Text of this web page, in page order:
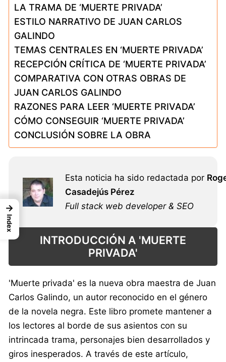
LA TRAMA DE ‘MUERTE PRIVADA’
ESTILO NARRATIVO DE JUAN CARLOS
GALINDO
TEMAS CENTRALES EN ‘MUERTE PRIVADA’
RECEPCIÓN CRÍTICA DE ‘MUERTE PRIVADA’
COMPARATIVA CON OTRAS OBRAS DE
JUAN CARLOS GALINDO
RAZONES PARA LEER ‘MUERTE PRIVADA’
CÓMO CONSEGUIR ‘MUERTE PRIVADA’
CONCLUSIÓN SOBRE LA OBRA
Esta noticia ha sido redactada por
Casadejús Pérez
Full stack web developer & SEO
INTRODUCCIÓN A 'MUERTE
PRIVADA'
'Muerte privada' es la nueva obra maestra de Juan
Carlos Galindo, un autor reconocido en el género
de la novela negra. Este libro promete mantener a
los lectores al borde de sus asientos con su
intrincada trama, personajes bien desarrollados y
giros inesperados. A través de este artículo,
→
Index